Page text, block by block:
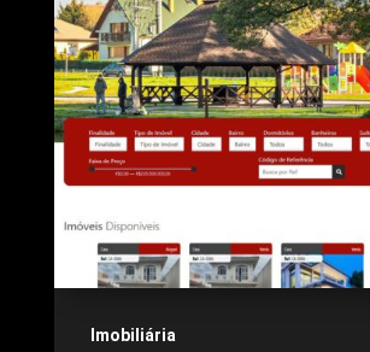
Imobiliária